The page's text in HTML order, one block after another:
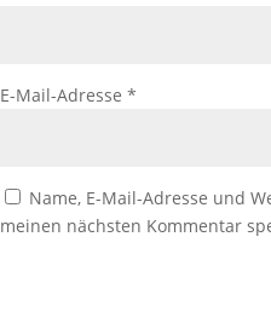
E-Mail-Adresse *
Name, E-Mail-Adresse und
meinen nächsten Kommentar